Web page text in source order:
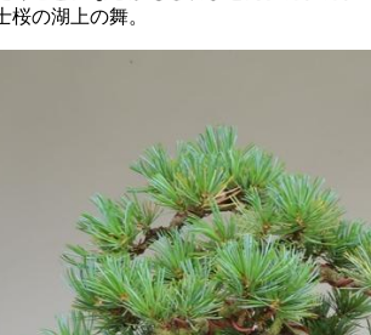
桜の湖上の舞。